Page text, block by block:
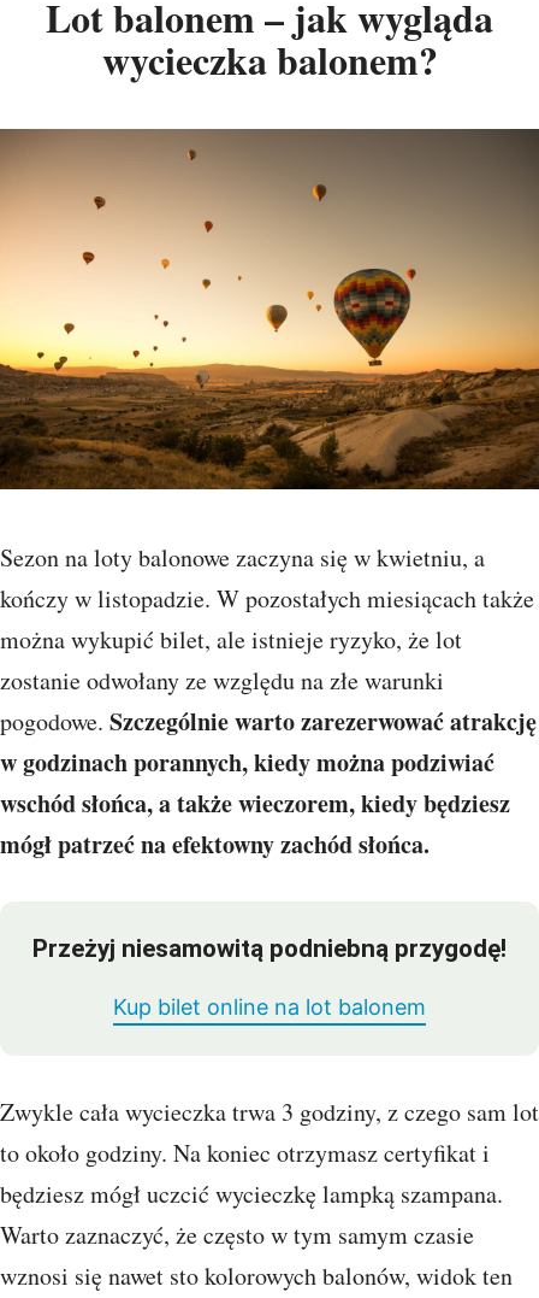
Lot balonem – jak wygląda
wycieczka balonem?
Sezon na loty balonowe zaczyna się w kwietniu, a
kończy w listopadzie. W pozostałych miesiącach także
można wykupić bilet, ale istnieje ryzyko, że lot
zostanie odwołany ze względu na złe warunki
pogodowe. Szczególnie warto zarezerwować atrakcję
w godzinach porannych, kiedy można podziwiać
wschód słońca, a także wieczorem, kiedy będziesz
mógł patrzeć na efektowny zachód słońca.
Przeżyj niesamowitą podniebną przygodę!
Kup bilet online na lot balonem
Zwykle cała wycieczka trwa 3 godziny, z czego sam lot
to około godziny. Na koniec otrzymasz certyfikat i
będziesz mógł uczcić wycieczkę lampką szampana.
Warto zaznaczyć, że często w tym samym czasie
wznosi się nawet sto kolorowych balonów, widok ten